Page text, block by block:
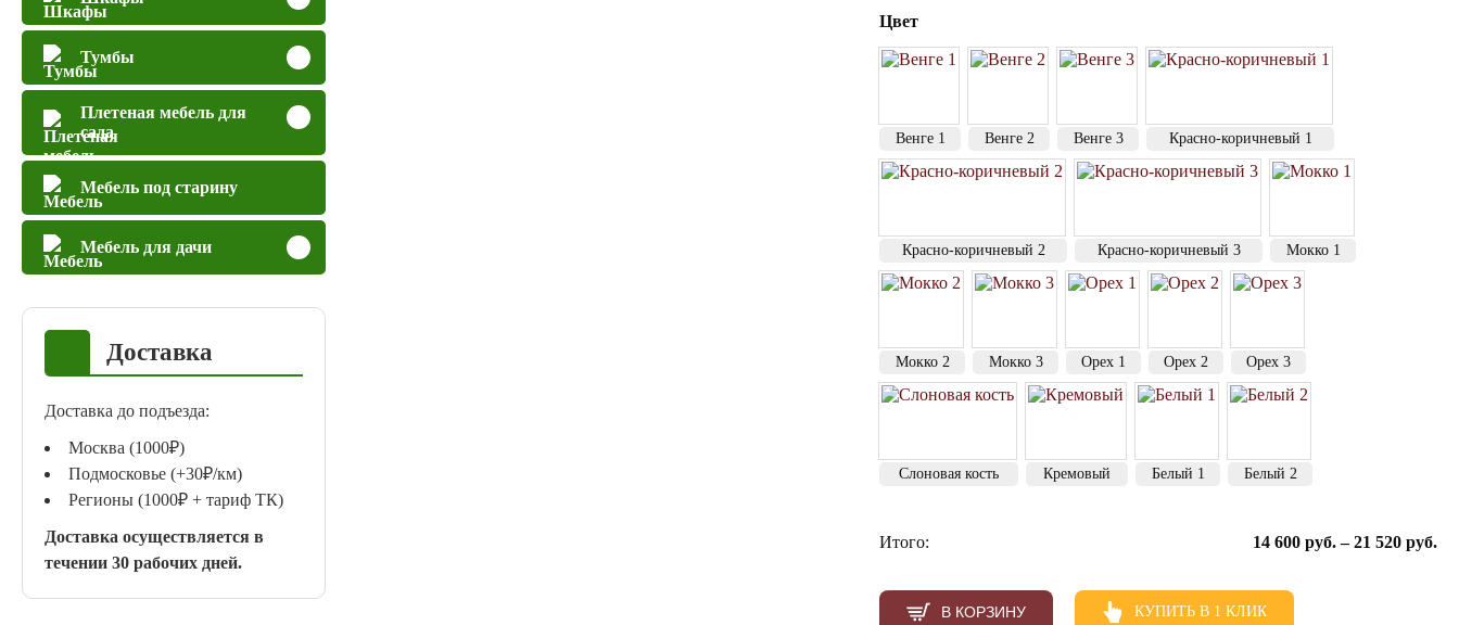
Тумбы
Плетеная мебель для
сада
Мебель под старину
Мебель для дачи
Доставка
Доставка до подъезда:
Москва (1000₽)
Подмосковье (+30₽/км)
Регионы (1000₽ + тариф ТК)
Доставка осуществляется в
течении 30 рабочих дней.
Цвет
Венге 1 Венге 2 Венге 3 Красно-коричневый 1
Красно-коричневый 2 Красно-коричневый 3 Мокко 1
Мокко 2 Мокко 3 Орех 1 Орех 2 Орех 3
Слоновая кость Кремовый Белый 1 Белый 2
Итого: 14 600 руб.–21 520 руб.
В КОРЗИНУ КУПИТЬ В 1 КЛИК